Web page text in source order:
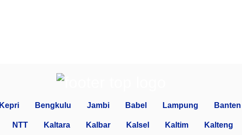
Kepri Bengkulu Jambi Babel Lampung Banten
NTT Kaltara Kalbar Kalsel Kaltim Kalteng